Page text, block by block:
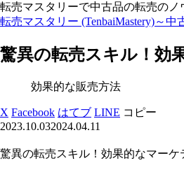
転売マスタリーで中古品の転売の
転売マスタリー (TenbaiMastery)～
驚異の転売スキル！効
効果的な販売方法
X Facebook はてブ LINE コピー
2023.10.032024.04.11
驚異の転売スキル！効果的なマー